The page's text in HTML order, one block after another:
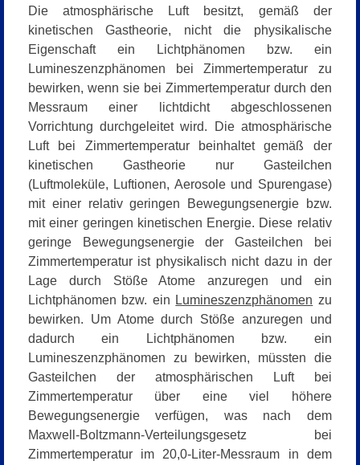
Die atmosphärische Luft besitzt, gemäß der
kinetischen Gastheorie, nicht die physikalische
Eigenschaft ein Lichtphänomen bzw. ein
Lumineszenzphänomen bei Zimmertemperatur zu
bewirken, wenn sie bei Zimmertemperatur durch den
Messraum einer lichtdicht abgeschlossenen
Vorrichtung durchgeleitet wird. Die atmosphärische
Luft bei Zimmertemperatur beinhaltet gemäß der
kinetischen Gastheorie nur Gasteilchen
(Luftmoleküle, Luftionen, Aerosole und Spurengase)
mit einer relativ geringen Bewegungsenergie bzw.
mit einer geringen kinetischen Energie. Diese relativ
geringe Bewegungsenergie der Gasteilchen bei
Zimmertemperatur ist physikalisch nicht dazu in der
Lage durch Stöße Atome anzuregen und ein
Lichtphänomen bzw. ein Lumineszenzphänomen zu
bewirken. Um Atome durch Stöße anzuregen und
dadurch ein Lichtphänomen bzw. ein
Lumineszenzphänomen zu bewirken, müssten die
Gasteilchen der atmosphärischen Luft bei
Zimmertemperatur über eine viel höhere
Bewegungsenergie verfügen, was nach dem
Maxwell-Boltzmann-Verteilungsgesetz bei
Zimmertemperatur im 20,0-Liter-Messraum in dem